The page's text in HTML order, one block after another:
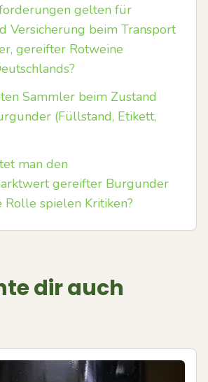
gelten für
Versicherung beim Transport
gereifter Rotweine
Sammler beim Zustand
(Füllstand, Etikett,
man den
gereifter Burgunder
Rolle spielen Kritiken?
dir auch